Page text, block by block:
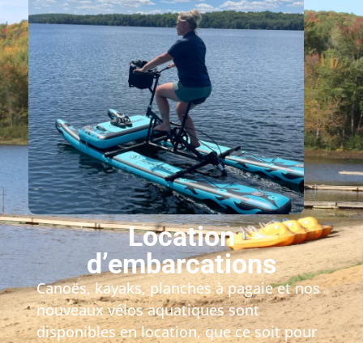
Location
d’embarcations
Canoës, kayaks, planches à pagaie et nos
nouveaux vélos aquatiques sont
disponibles en location, que ce soit pour